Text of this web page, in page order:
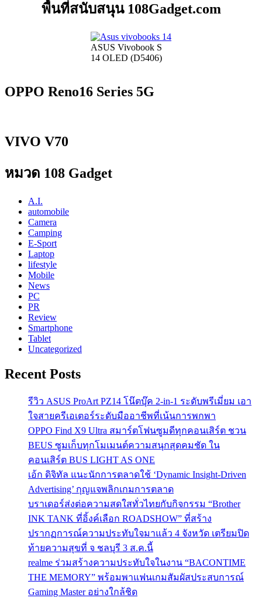
พื้นที่สนับสนุน 108Gadget.com
ASUS Vivobook S
14 OLED (D5406)
OPPO Reno16 Series 5G
VIVO V70
หมวด 108 Gadget
A.I.
automobile
Camera
Camping
E-Sport
Laptop
lifestyle
Mobile
News
PC
PR
Review
Smartphone
Tablet
Uncategorized
Recent Posts
รีวิว ASUS ProArt PZ14 โน๊ตบุ๊ค 2-in-1 ระดับพรีเมี่ยม เอา
ใจสายครีเอเตอร์ระดับมืออาชีพที่เน้นการพกพา
OPPO Find X9 Ultra สมาร์ตโฟนซูมดีทุกคอนเสิร์ต ชวน
BEUS ซูมเก็บทุกโมเมนต์ความสนุกสุดคมชัด ใน
คอนเสิร์ต BUS LIGHT AS ONE
เอ้ก ดิจิทัล แนะนักการตลาดใช้ ‘Dynamic Insight-Driven
Advertising’ กุญแจพลิกเกมการตลาด
บราเดอร์ส่งต่อความสดใสทั่วไทยกับกิจกรรม “Brother
INK TANK ที่อิ้งค์เลือก ROADSHOW” ที่สร้าง
ปรากฏการณ์ความประทับใจมาแล้ว 4 จังหวัด เตรียมปิด
ท้ายความสุขที่ จ ชลบุรี 3 ส.ค.นี้
realme ร่วมสร้างความประทับใจในงาน “BACONTIME
THE MEMORY” พร้อมพาแฟนเกมสัมผัสประสบการณ์
Gaming Master อย่างใกล้ชิด